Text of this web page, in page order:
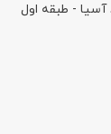
آسیا - طبقه اول